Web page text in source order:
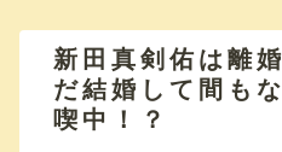
新田真剣佑は離
だ結婚して間も
喫中！？